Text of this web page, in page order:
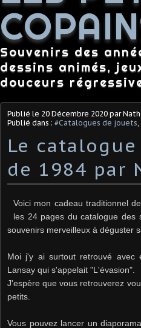
Souvenirs des
dessins animés,
douceurs
Publié le 20 Décembre 2020 par
Publié dans : #Catalogues de jouets
Le
de 1984 par
Voici mon cadeau traditionnel
les 24 pages du catalogue des
souvenirs merveilleux à déguster
Moi j'y ai surtout retrouvé avec
Lansay qui s'appelait "L'évasion".
J'espère que vous retrouverez
petits.
Vous pouvez lancer un